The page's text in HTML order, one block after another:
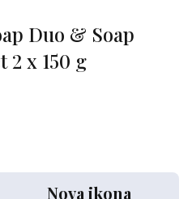
Duo & Soap
2 x 150 g
Nova ikona